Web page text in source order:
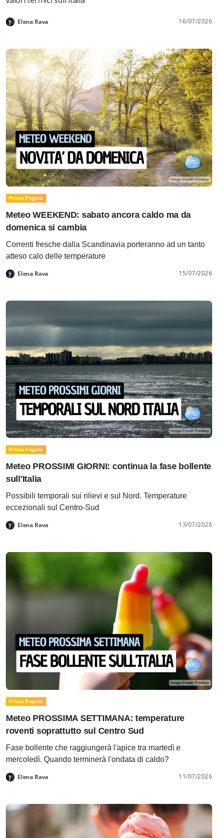
Elena Rava 16/07/2026
Prima Pagina
Meteo WEEKEND: sabato ancora caldo ma da
domenica si cambia
Correnti fresche dalla Scandinavia porteranno ad un tanto
atteso calo delle temperature
Elena Rava 15/07/2026
Prima Pagina
Meteo PROSSIMI GIORNI: continua la fase bollente
sull'Italia
Possibili temporali sui rilievi e sul Nord. Temperature
eccezionali sul Centro-Sud
Elena Rava 13/07/2026
Prima Pagina
Meteo PROSSIMA SETTIMANA: temperature
roventi soprattutto sul Centro Sud
Fase bollente che raggiungerà l'apice tra martedì e
mercoledì. Quando terminerà l'ondata di caldo?
Elena Rava 11/07/2026